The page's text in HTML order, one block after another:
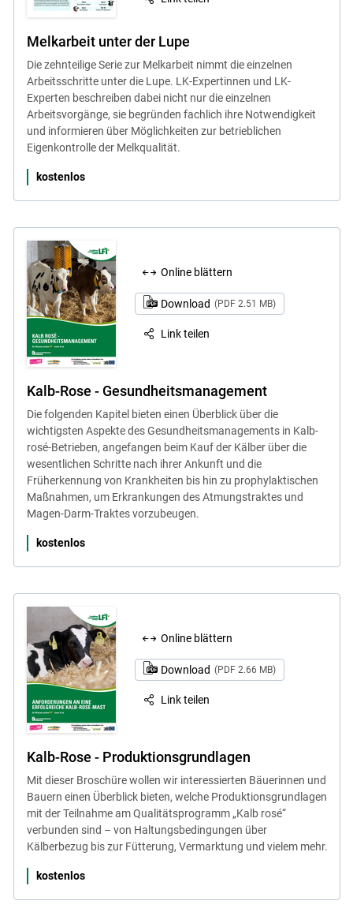
Melkarbeit unter der Lupe
Die zehnteilige Serie zur Melkarbeit nimmt die einzelnen
Arbeitsschritte unter die Lupe. LK-Expertinnen und LK-
Experten beschreiben dabei nicht nur die einzelnen
Arbeitsvorgänge, sie begründen fachlich ihre Notwendigkeit
und informieren über Möglichkeiten zur betrieblichen
Eigenkontrolle der Melkqualität.
kostenlos
Online blättern
Download (PDF 2.51 MB)
Link teilen
Kalb-Rose - Gesundheitsmanagement
Die folgenden Kapitel bieten einen Überblick über die
wichtigsten Aspekte des Gesundheitsmanagements in Kalb-
rosé-Betrieben, angefangen beim Kauf der Kälber über die
wesentlichen Schritte nach ihrer Ankunft und die
Früherkennung von Krankheiten bis hin zu prophylaktischen
Maßnahmen, um Erkrankungen des Atmungstraktes und
Magen-Darm-Traktes vorzubeugen.
kostenlos
Online blättern
Download (PDF 2.66 MB)
Link teilen
Kalb-Rose - Produktionsgrundlagen
Mit dieser Broschüre wollen wir interessierten Bäuerinnen und
Bauern einen Überblick bieten, welche Produktionsgrundlagen
mit der Teilnahme am Qualitätsprogramm „Kalb rosé“
verbunden sind – von Haltungsbedingungen über
Kälberbezug bis zur Fütterung, Vermarktung und vielem mehr.
kostenlos